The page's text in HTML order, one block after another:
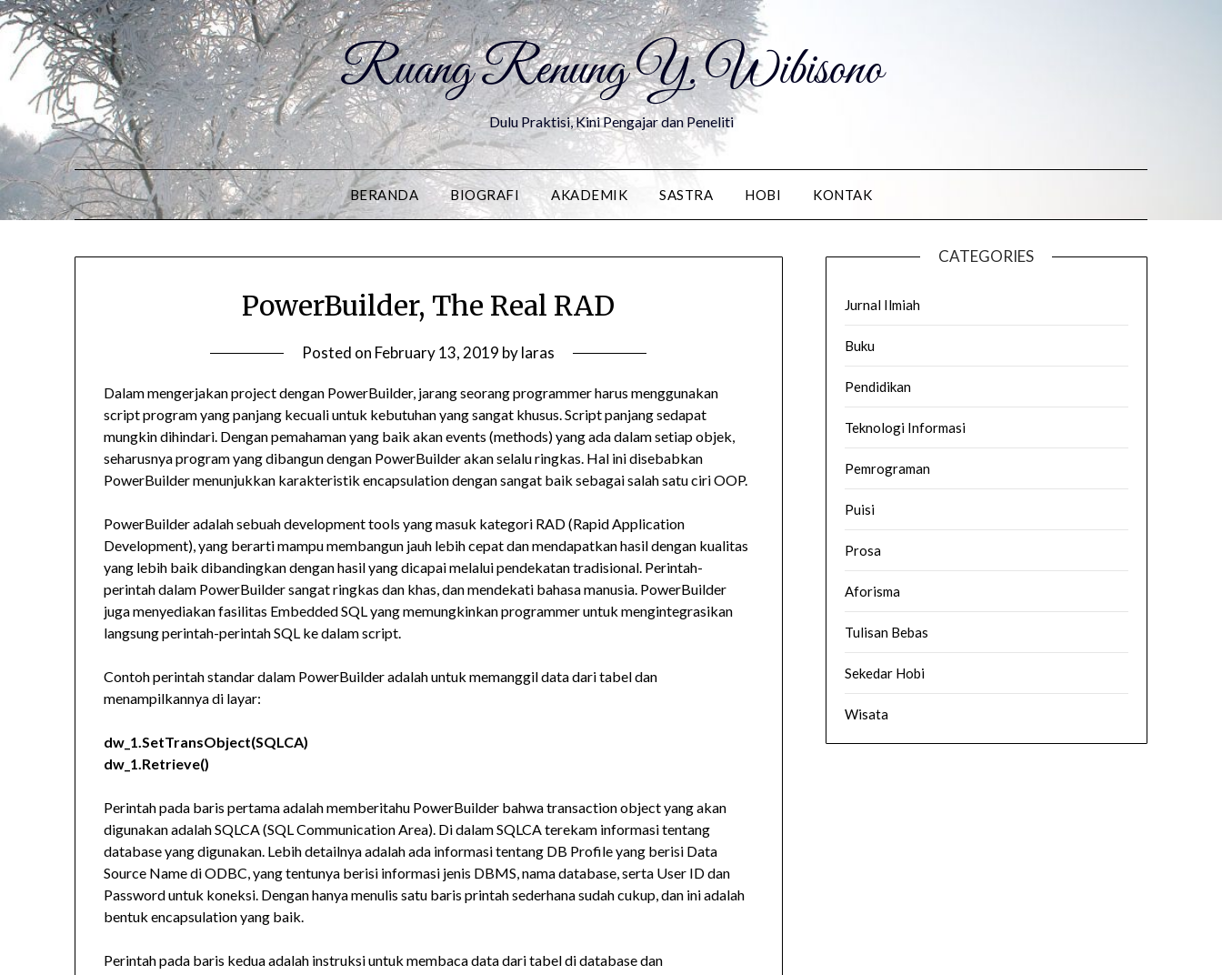
Ruang Renung Y. Wibisono
Dulu Praktisi, Kini Pengajar dan Peneliti
BERANDA BIOGRAFI AKADEMIK SASTRA HOBI KONTAK
PowerBuilder, The Real RAD
Posted on February 13, 2019 bylaras
Dalam mengerjakan project dengan PowerBuilder, jarang seorang programmer harus menggunakan
script program yang panjang kecuali untuk kebutuhan yang sangat khusus. Script panjang sedapat
mungkin dihindari. Dengan pemahaman yang baik akan events (methods) yang ada dalam setiap objek,
seharusnya program yang dibangun dengan PowerBuilder akan selalu ringkas. Hal ini disebabkan
PowerBuilder menunjukkan karakteristik encapsulation dengan sangat baik sebagai salah satu ciri OOP.
PowerBuilder adalah sebuah development tools yang masuk kategori RAD (Rapid Application
Development), yang berarti mampu membangun jauh lebih cepat dan mendapatkan hasil dengan kualitas
yang lebih baik dibandingkan dengan hasil yang dicapai melalui pendekatan tradisional. Perintah-
perintah dalam PowerBuilder sangat ringkas dan khas, dan mendekati bahasa manusia. PowerBuilder
juga menyediakan fasilitas Embedded SQL yang memungkinkan programmer untuk mengintegrasikan
langsung perintah-perintah SQL ke dalam script.
Contoh perintah standar dalam PowerBuilder adalah untuk memanggil data dari tabel dan
menampilkannya di layar:
dw_1.SetTransObject(SQLCA)
dw_1.Retrieve()
Perintah pada baris pertama adalah memberitahu PowerBuilder bahwa transaction object yang akan
digunakan adalah SQLCA (SQL Communication Area). Di dalam SQLCA terekam informasi tentang
database yang digunakan. Lebih detailnya adalah ada informasi tentang DB Profile yang berisi Data
Source Name di ODBC, yang tentunya berisi informasi jenis DBMS, nama database, serta User ID dan
Password untuk koneksi. Dengan hanya menulis satu baris printah sederhana sudah cukup, dan ini adalah
bentuk encapsulation yang baik.
Perintah pada baris kedua adalah instruksi untuk membaca data dari tabel di database dan
CATEGORIES
Jurnal Ilmiah
Buku
Pendidikan
Teknologi Informasi
Pemrograman
Puisi
Prosa
Aforisma
Tulisan Bebas
Sekedar Hobi
Wisata